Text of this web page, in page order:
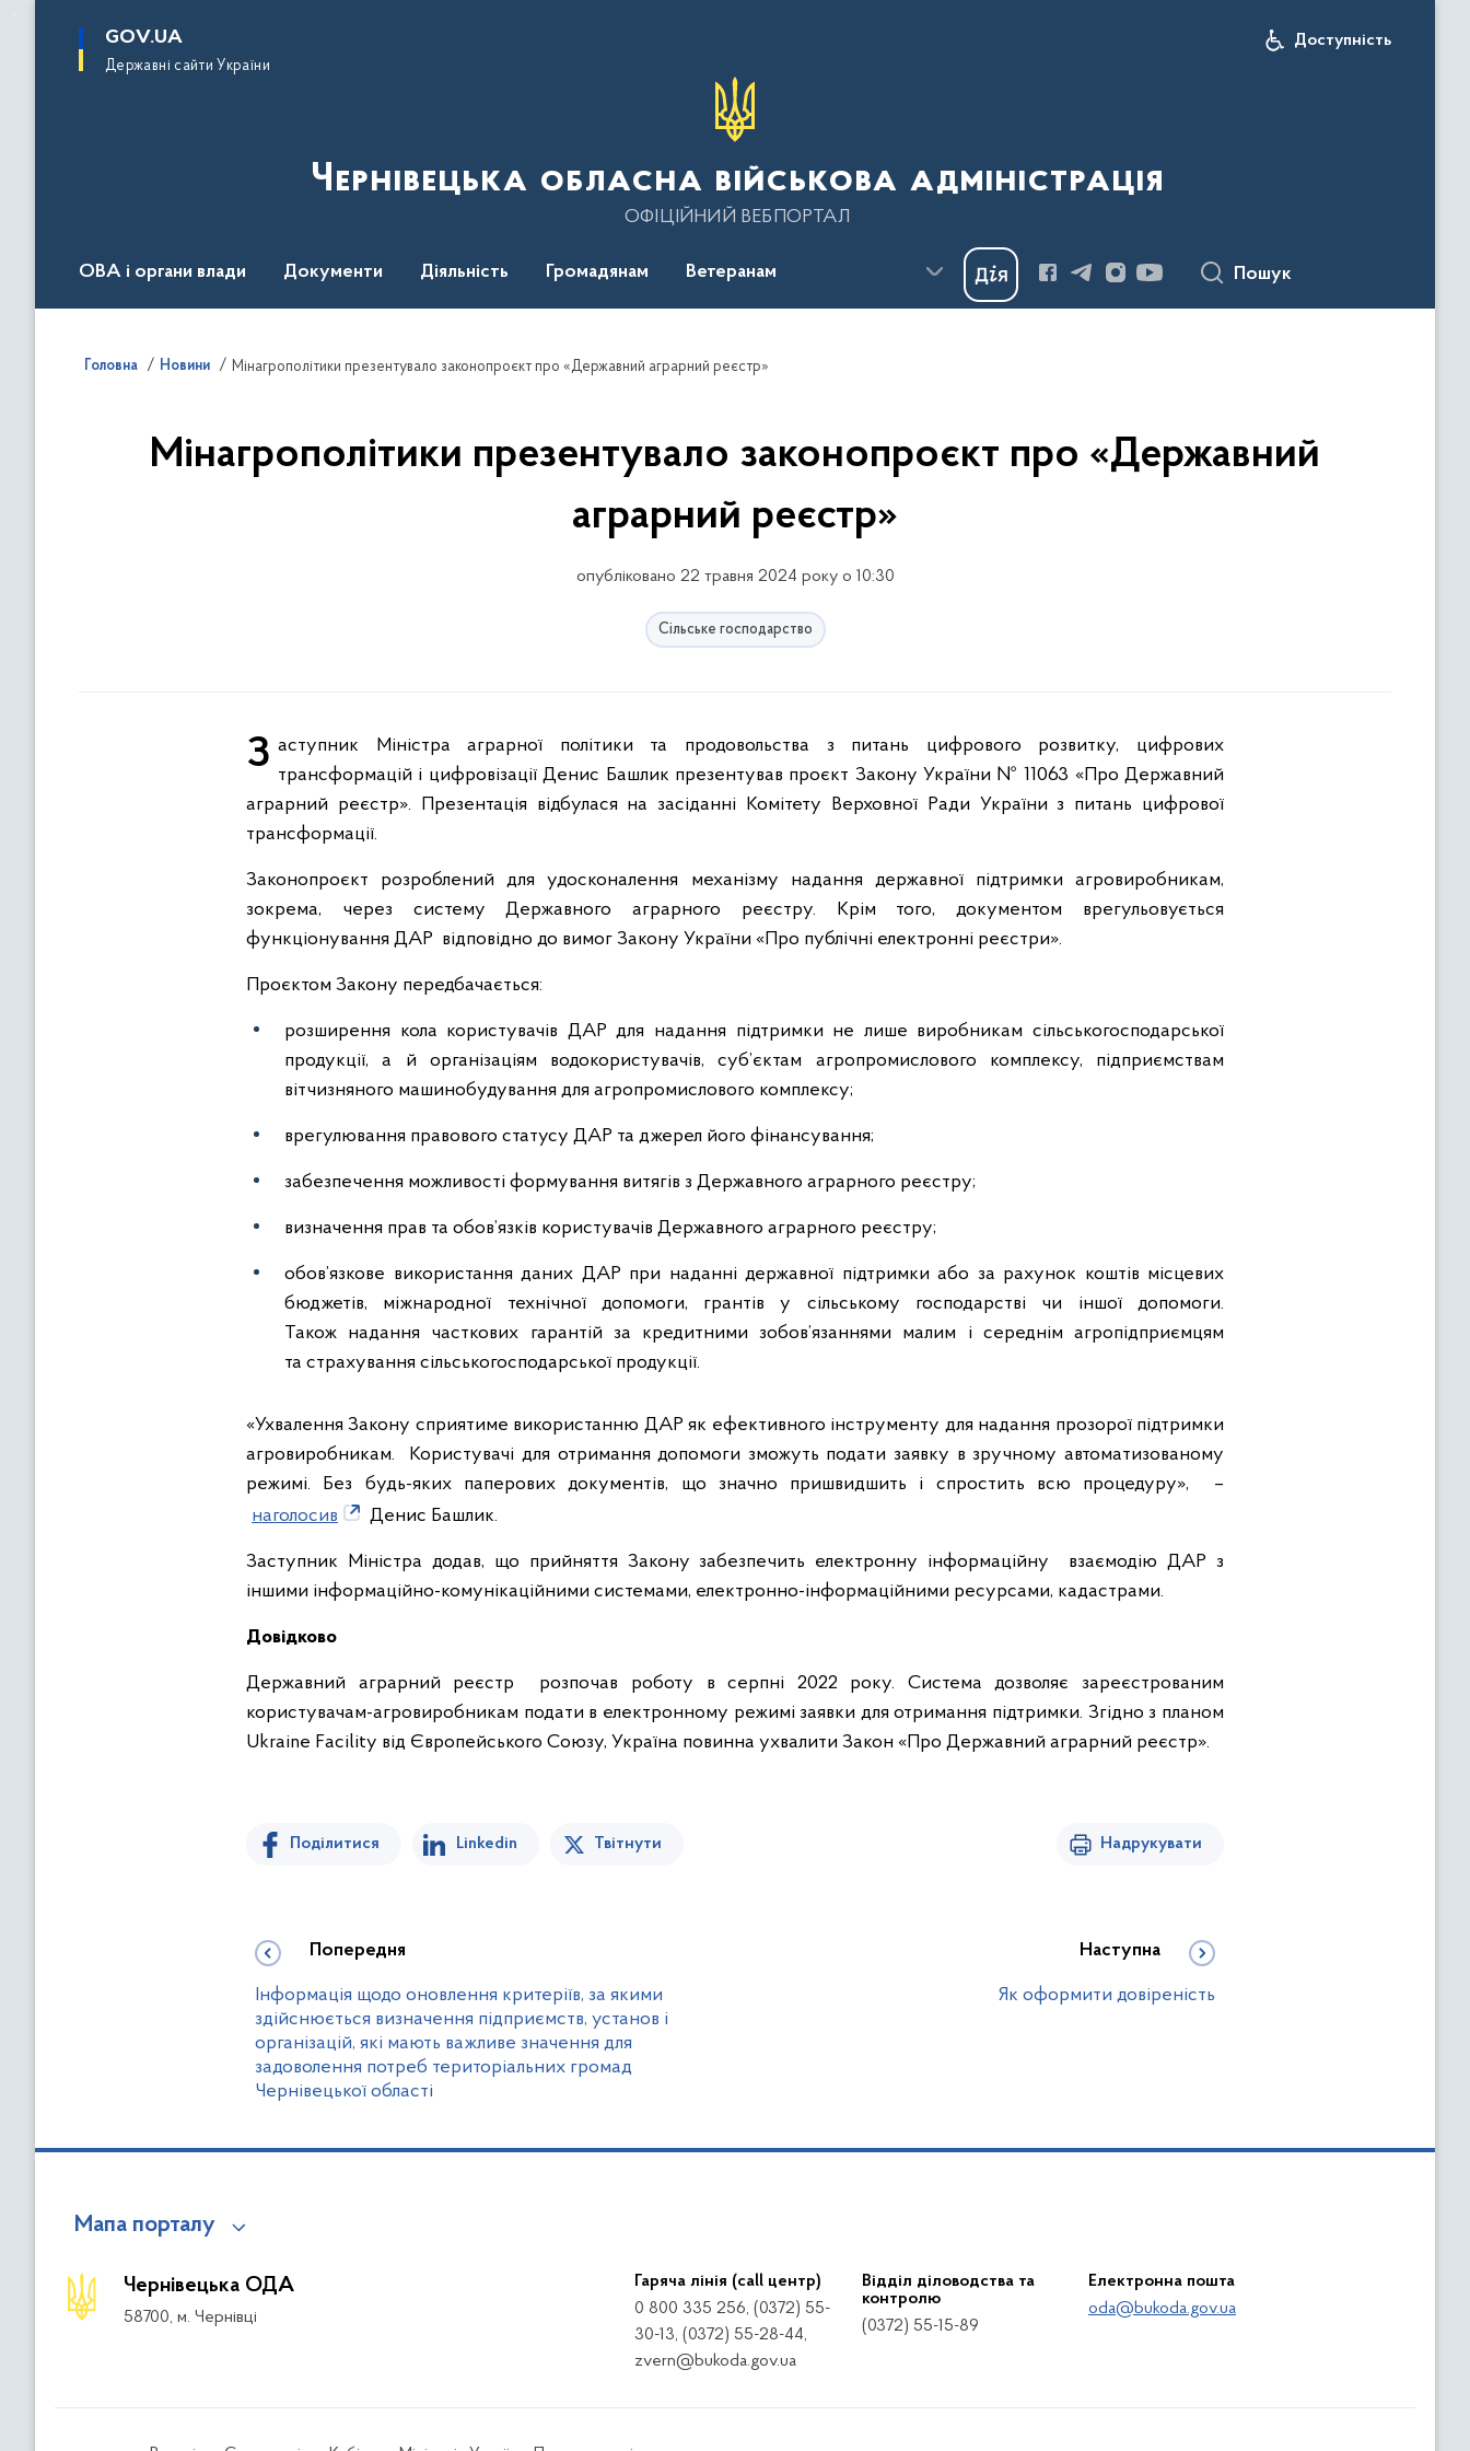
основного
GOV.UA
Державні сайти України
Доступність
Чернівецька обласна військова адміністрація
ОФІЦІЙНИЙ ВЕБПОРТАЛ
ОВА і органи влади Документи Діяльність Громадянам Ветеранам Пошук
Головна Новини Мінагрополітики презентувало законопроєкт про «Державний аграрний реєстр»
Мінагрополітики презентувало законопроєкт про «Державний
аграрний реєстр»
опубліковано 22 травня 2024 року о 10:30
Сільське господарство
Заступник Міністра аграрної політики та продовольства з питань цифрового розвитку, цифрових трансформацій і цифровізації Денис Башлик презентував проєкт Закону України № 11063 «Про Державний
аграрний реєстр». Презентація відбулася на засіданні Комітету Верховної Ради України з питань цифрової
трансформації.
Законопроєкт розроблений для удосконалення механізму надання державної підтримки агровиробникам,
зокрема, через систему Державного аграрного реєстру. Крім того, документом врегульовується
функціонування ДАР відповідно до вимог Закону України «Про публічні електронні реєстри».
Проєктом Закону передбачається:
розширення кола користувачів ДАР для надання підтримки не лише виробникам сільськогосподарської
продукції, а й організаціям водокористувачів, суб’єктам агропромислового комплексу, підприємствам
вітчизняного машинобудування для агропромислового комплексу;
врегулювання правового статусу ДАР та джерел його фінансування;
забезпечення можливості формування витягів з Державного аграрного реєстру;
визначення прав та обов’язків користувачів Державного аграрного реєстру;
обов’язкове використання даних ДАР при наданні державної підтримки або за рахунок коштів місцевих
бюджетів, міжнародної технічної допомоги, грантів у сільському господарстві чи іншої допомоги.
Також надання часткових гарантій за кредитними зобов’язаннями малим і середнім агропідприємцям
та страхування сільськогосподарської продукції.
«Ухвалення Закону сприятиме використанню ДАР як ефективного інструменту для надання прозорої підтримки
агровиробникам. Користувачі для отримання допомоги зможуть подати заявку в зручному автоматизованому
режимі. Без будь-яких паперових документів, що значно пришвидшить і спростить всю процедуру», –
наголосив
Денис Башлик.
Заступник Міністра додав, що прийняття Закону забезпечить електронну інформаційну взаємодію ДАР з
іншими інформаційно-комунікаційними системами, електронно-інформаційними ресурсами, кадастрами.
Довідково
Державний аграрний реєстр розпочав роботу в серпні 2022 року. Система дозволяє зареєстрованим
користувачам-агровиробникам подати в електронному режимі заявки для отримання підтримки. Згідно з планом
Ukraine Facility від Європейського Союзу, Україна повинна ухвалити Закон «Про Державний аграрний реєстр».
Поділитися Linkedin Твітнути Надрукувати
Попередня
Інформація щодо оновлення критеріїв, за якими
здійснюється визначення підприємств, установ і
організацій, які мають важливе значення для
задоволення потреб територіальних громад
Чернівецької області
Наступна
Як оформити довіреність
Мапа порталу
Чернівецька ОДА
58700, м. Чернівці
Гаряча лінія (call центр)
0 800 335 256, (0372) 55-
30-13, (0372) 55-28-44,
zvern@bukoda.gov.ua
Відділ діловодства та
контролю
(0372) 55-15-89
Електронна пошта
oda@bukoda.gov.ua